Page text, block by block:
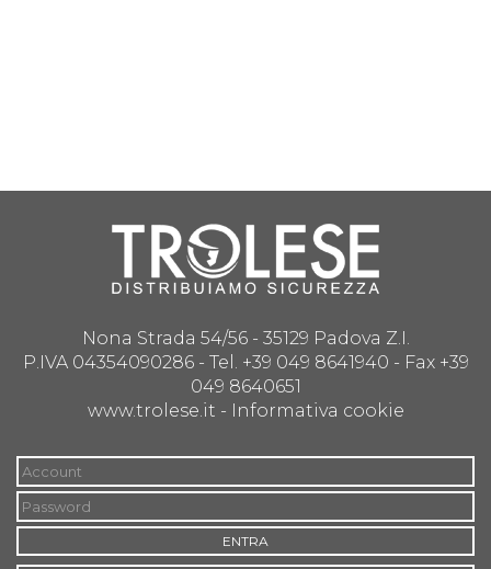
Nona Strada 54/56 - 35129 Padova Z.I.
P.IVA 04354090286 - Tel. +39 049 8641940 - Fax +39
049 8640651
www.trolese.it - Informativa cookie
ENTRA